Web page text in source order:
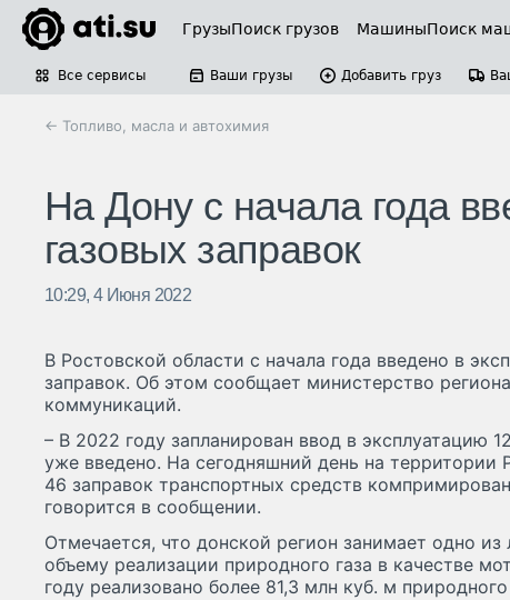
ГрузыПоиск грузов МашиныПоиск
Все сервисы Ваши грузы Добавить груз
← Топливо, масла и автохимия
На Дону с начала года
газовых заправок
10:29, 4 Июня 2022
В Ростовской области с начала года введено в
заправок. Об этом сообщает министерство
коммуникаций.
– В 2022 году запланирован ввод в эксплуатацию
уже введено. На сегодняшний день на территории
46 заправок транспортных средств
говорится в сообщении.
Отмечается, что донской регион занимает одно
объему реализации природного газа в качестве
году реализовано более 81,3 млн куб. м